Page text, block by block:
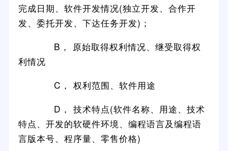
完成日期、软件开发情况(独立开发、合作开
发、委托开发、下达任务开发)；
B， 原始取得权利情况、继受取得权
利情况
C， 权利范围、软件用途
D， 技术特点(软件名称、用途、技术
特点、开发的软硬件环境、编程语言及编程语
言版本号、程序量、零售价格)